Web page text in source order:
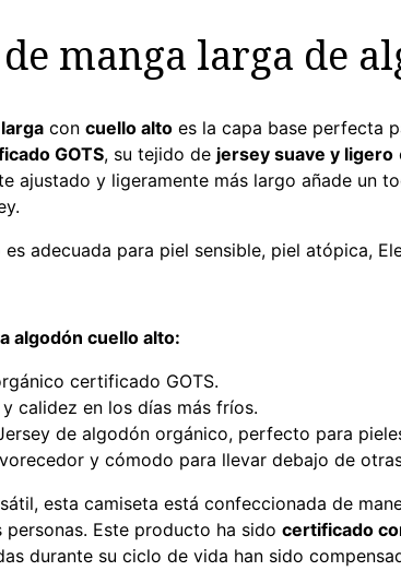
manga larga de
con cuello alto es la capa base perfecta
GOTS, su tejido de jersey suave y ligero
ajustado y ligeramente más largo añade un
adecuada para piel sensible, piel atópica,
algodón cuello alto:
certificado GOTS.
calidez en los días más fríos.
de algodón orgánico, perfecto para
y cómodo para llevar debajo de
esta camiseta está confeccionada de
Este producto ha sido certificado
durante su ciclo de vida han sido